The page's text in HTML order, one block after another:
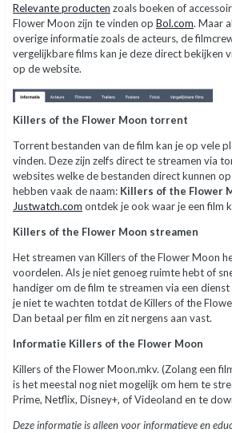
Relevante producten zoals boeken of
Flower Moon zijn te vinden op Bol.com. Maar
overige informatie zoals de acteurs, de
vergelijkbare films kan je deze direct bekijken
op de website.
Killers of the Flower Moon torrent
Torrent bestanden van de film kan je op vele
vinden. Deze zijn zelfs direct te streamen via
websites welke de bestanden direct kunnen
hebben vaak de naam: Killers of the Flower
Justwatch.com ontdek je ook waar je een film
Killers of the Flower Moon streamen
Het streamen van Killers of the Flower Moon
voordelen. Als je niet genoeg ruimte hebt of
handiger om de film te streamen via een dienst
je niet te wachten totdat de Killers of the
Dan betaal per film en zit nergens aan vast.
Informatie Killers of the Flower Moon
Killers of the Flower Moon.mkv. (Zolang een
is het meestal nog niet mogelijk om hem te
Prime, Netflix, Disney+, of Videoland en te
Deze informatie is alleen voor informatieve en